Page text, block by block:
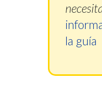
la guía